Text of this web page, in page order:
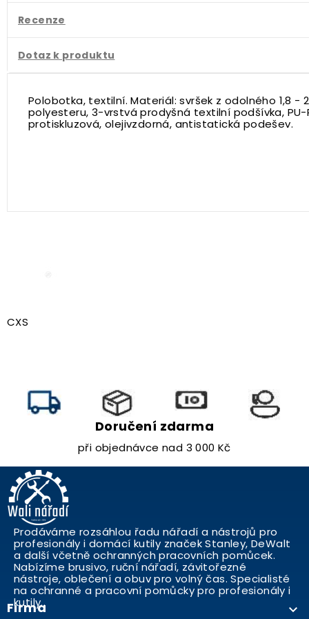
Recenze
Dotaz k produktu
Polobotka, textilní. Materiál: svršek z odolného 1,8 -
polyesteru, 3-vrstvá prodyšná textilní podšívka, PU-
protiskluzová, olejivzdorná, antistatická podešev.
CXS
Doručení zdarma
při objednávce nad 3 000 Kč
Prodáváme rozsáhlou řadu nářadí a nástrojů pro
profesionály i domácí kutily značek Stanley, DeWalt
a další včetně ochranných pracovních pomůcek.
Nabízíme brusivo, ruční nářadí, závitořezné
nástroje, oblečení a obuv pro volný čas. Specialisté
na ochranné a pracovní pomůcky pro profesionály i
kutily..
Firma 